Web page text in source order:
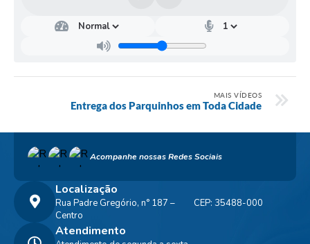
MAIS VÍDEOS
Entrega dos Parquinhos em Toda Cidade
Acompanhe nossas Redes Sociais
Localização
Rua Padre Gregório, n° 187 –
Centro
CEP: 35488-000
Atendimento